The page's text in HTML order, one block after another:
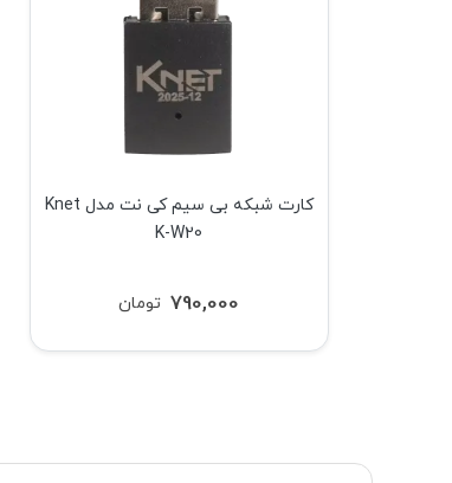
کارت شبکه بی سیم کی نت مدل Knet
K-W20
تومان 790,000